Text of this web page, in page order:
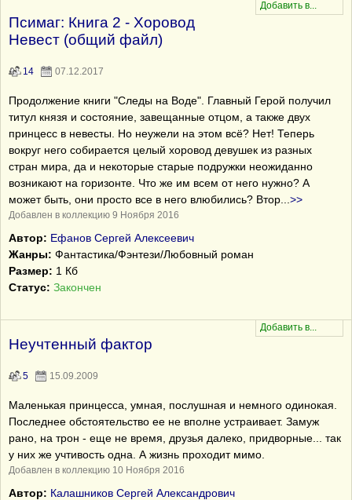
Псимаг: Книга 2 - Хоровод
Невест (общий файл)
14 07.12.2017
Продолжение книги "Следы на Воде". Главный Герой получил
титул князя и состояние, завещанные отцом, а также двух
принцесс в невесты. Но неужели на этом всё? Нет! Теперь
вокруг него собирается целый хоровод девушек из разных
стран мира, да и некоторые старые подружки неожиданно
возникают на горизонте. Что же им всем от него нужно? А
может быть, они просто все в него влюбились? Втор
>>
Добавлен в коллекцию 9 Ноября 2016
Автор: Ефанов Сергей Алексеевич
Жанры: Фантастика/Фэнтези/Любовный роман
Размер: 1 Кб
Статус: Закончен
Неучтенный фактор
5 15.09.2009
Маленькая принцесса, умная, послушная и немного одинокая.
Последнее обстоятельство ее не вполне устраивает. Замуж
рано, на трон - еще не время, друзья далеко, придворные... так
у них же учтивость одна. А жизнь проходит мимо.
Добавлен в коллекцию 10 Ноября 2016
Автор: Калашников Сергей Александрович